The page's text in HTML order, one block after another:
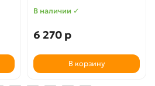
В наличии ✓
6 270 р
В корзину